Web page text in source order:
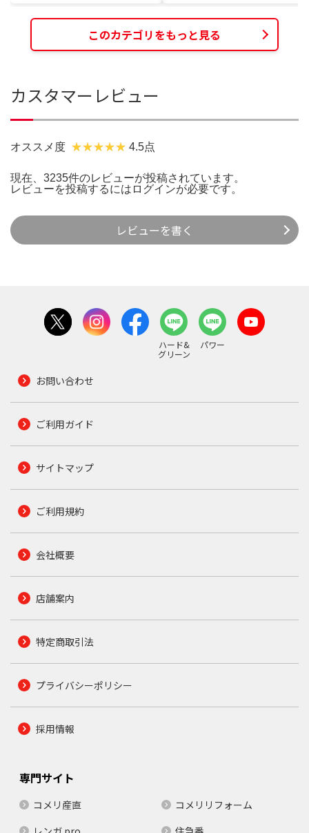
このカテゴリをもっと見る
カスタマーレビュー
オススメ度 4.5点
現在、3235件のレビューが投稿されています。
レビューを投稿するには ログインが必要です。
レビューを書く
ハード&
グリーン
パワー
お問い合わせ
ご利用ガイド
サイトマップ
ご利用規約
会社概要
店舗案内
特定商取引法
プライバシーポリシー
採用情報
専門サイト
コメリ産直
コメリリフォーム